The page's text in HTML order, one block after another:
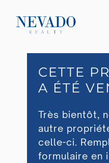
CETTE
A ÉTÉ
Très bientôt,
autre
celle-ci.
formulaire en